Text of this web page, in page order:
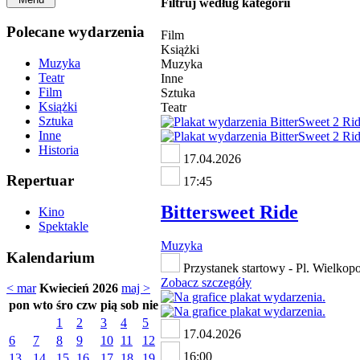
Polecane wydarzenia
Muzyka
Teatr
Film
Książki
Sztuka
Inne
Historia
Repertuar
Kino
Spektakle
Kalendarium
< mar Kwiecień 2026 maj >
pon wto śro czw pią sob nie
1
2 3 4
5
6
7 8 9 10 11
12
Filtruj według kategorii
Film
Książki
Muzyka
Inne
Sztuka
Teatr
17.04.2026
17:45
Bittersweet Ride
Muzyka
Przystanek startowy - Pl.
Zobacz szczegóły
17.04.2026
16:00